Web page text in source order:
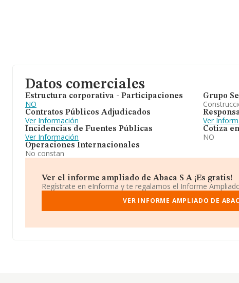
Datos comerciales
Estructura corporativa - Participaciones
NO
Contratos Públicos Adjudicados
Ver Información
Incidencias de Fuentes Públicas
Ver Información
Operaciones Internacionales
No constan
Grupo
Ver
Cotiza
NO
Ver el informe ampliado de Abaca S A ¡Es gratis!
Regístrate en eInforma y te regalamos el Informe
VER INFORME AMPLIADO DE